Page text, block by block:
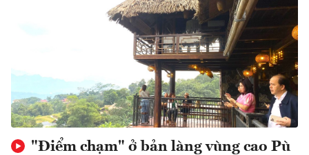
"Điểm chạm" ở bản làng vùng cao Pù